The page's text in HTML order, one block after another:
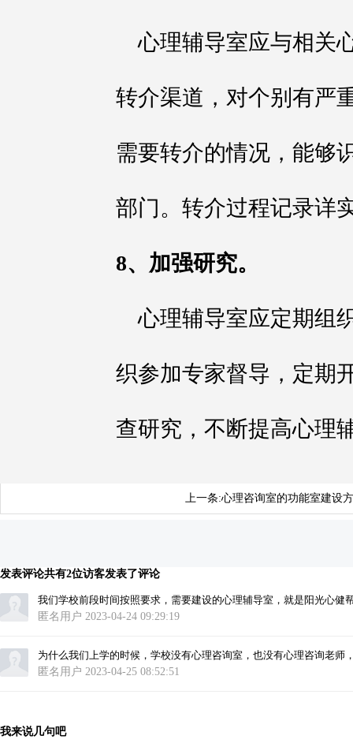
心理辅导室应与相关
转介渠道，对个别有严
需要转介的情况，能够
部门。转介过程记录详
8、加强研究。
心理辅导室应定期组
织参加专家督导，定期
查研究，不断提高心理
上一条:心理咨询室的功能室建设
发表评论共有2位访客发表了评论
我们学校前段时间按照要求，需要建设的心理辅导室，就是阳光心
匿名用户 2023-04-24 09:29:19
为什么我们上学的时候，学校没有心理咨询室，也没有心理咨询老师
匿名用户 2023-04-25 08:52:51
我来说几句吧